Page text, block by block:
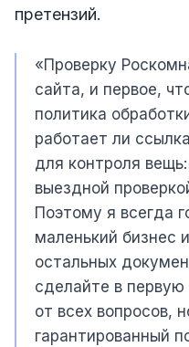
претензий.
«Проверку
сайта, и первое,
политика
работает ли
для контроля
выездной
Поэтому я всегда
маленький бизнес
остальных
сделайте в первую
от всех вопросов,
гарантированный